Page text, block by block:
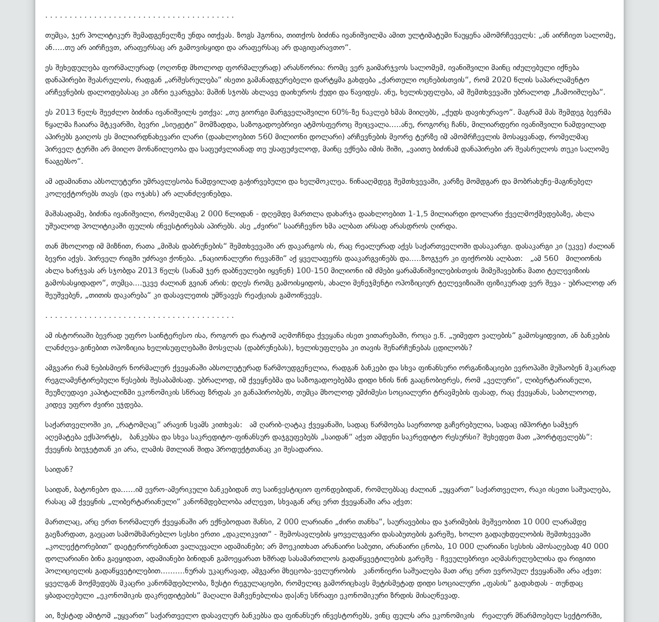
. . . . . . . . . . . . . . . . . . . . . . . . . . . . . . . . . . . . . . .
თუმცა, ჯერ პოლიტიკურ შემადგენელზე უნდა ითქვას. ზოგს ჰგონია, თითქოს ბიძინა ივანიშვილმა ამით ულტიმატუმი წაუყენა ამომრჩეველს: „ან აირჩიეთ სალომე,
ან.....თუ არ აირჩევთ, არაფერსაც არ გამოვისყიდი და არაფერსაც არ დაგიფარავთო“.
ეს შეხედულება ფორმალურად (ოღონდ მხოლოდ ფორმალურად) არასწორია: რომც ვერ გაიმარჯვოს სალომემ, ივანიშვილი მაინც იძულებული იქნება
დანაპირები შეასრულოს, რადგან „არშესრულება“ ისეთი გამანადგურებელი დარტყმა გახდება „ქართული ოცნებისთვის“, რომ 2020 წლის საპარლამენტო
არჩევნების დალოდებასაც კი აზრი ეკარგება: მაშინ სჯობს ახლავე დაიხუროს ქუდი და წავიდეს. ანუ, ხელისუფლება, ამ შემთხვევაში უბრალოდ „ჩამოიშლება“.
ეს 2013 წელს შეეძლო ბიძინა ივანიშვილს ეთქვა: „თუ გიორგი მარგველაშვილი 60%-ზე ნაკლებ ხმას მიიღებს, „ქუდს დავიხურავო“. მაგრამ მას შემდეგ ბევრმა
წყალმა ჩაიარა მტკვარში, ბევრი „სიუჟეტი“ მომზადდა, საზოგადოებრივი ატმოსფეროც შეიცვალა.....ანუ, როგორც ჩანს, მილიარდერი ივანიშვილი ნამდვილად
აპირებს გაიღოს ეს მილიარდნახევარი ლარი (დაახლოებით 560 მილიონი დოლარი) არჩევნების მეორე ტურზე იმ ამომრჩევლის მოსაყვანად, რომელმაც
პირველ ტურში არ მიიღო მონაწილეობა და საფუძვლიანად თუ უსაფუძვლოდ, მაინც ექნება იმის შიში, „ვაითუ ბიძინამ დანაპირები არ შეასრულოს თუკი სალომე
წააგებსო“.
ამ ადამიანთა აბსოლუტური უმრავლესობა ნამდვილად გაჭირვებული და ხელმოკლეა. წინააღმდეგ შემთხვევაში, კარზე მომდგარ და მობრახუნე-მაგინებელ
კოლექტორებს თავს (და ოჯახს) არ ალანძღვინებდა.
მაშასადამე, ბიძინა ივანიშვილი, რომელმაც 2 000 წლიდან - დღემდე მართლა დახარჯა დაახლოებით 1-1,5 მილიარდი დოლარი ქველმოქმედებაზე, ახლა
უშუალოდ პოლიტიკაში ფულის ინვესტირებას აპირებს. ასე „ძვირი“ საარჩევნო ხმა ალბათ არსად არასდროს ღირდა.
თან მხოლოდ იმ მიზნით, რათა „მიშას დაბრუნების“ შემთხვევაში არ დაკარგოს ის, რაც რეალურად აქვს საქართველოში დასაკარგი. დასაკარგი კი (უკვე) ძალიან
ბევრი აქვს. პირველ რიგში უძრავი ქონება. „ნაციონალური რევანში“ აქ ყველაფერს დააკარგვინებს და.....ზოგჯერ კი ფიქრობს ალბათ: „ამ 560 მილიონის
ახლა ხარჯვას არ სჯობდა 2013 წელს (სანამ ჯერ დაბნეულები იყვნენ) 100-150 მილიონი იმ ძმები ყარამანიშვილებისთვის მიმეშავებინა მათი ტელევიზიის
გამოსასყიდადო“, თუმცა....უკვე ძალიან გვიან არის: დღეს რომც გამოისყიდოს, ახალი მენეჯმენტი ოპოზიციურ ტელევიზიაში ფიზიკურად ვერ შევა - უბრალოდ არ
შეუშვებენ, „თითის დაკარება“ კი დასავლეთის უმწვავეს რეაქციას გამოიწვევს.
. . . . . . . . . . . . . . . . . . . . . . . . . . . . . . . . . . . . . . .
ამ ისტორიაში ბევრად უფრო საინტერესო ისა, როგორ და რატომ აღმოჩნდა ქვეყანა ისეთ ვითარებაში, როცა ე.წ. „უიმედო ვალების“ გამოსყიდვით, ან ბანკების
ლანძღვა-გინებით ოპოზიცია ხელისუფლებაში მოსვლას (დაბრუნებას), ხელისუფლება კი თავის შენარჩუნებას ცდილობს?
ამგვარი რამ ნებისმიერ ნორმალურ ქვეყანაში აბსოლუტურად წარმოუდგენელია, რადგან ბანკები და სხვა ფინანსური ორგანიზაციები ევროპაში მუშაობენ მკაცრად
რეგლამენტირებული წესების შესაბამისად. უბრალოდ, იმ ქვეყნებმა და საზოგადოებებმა დიდი ხნის წინ გააცნობიერეს, რომ „ველური“, ლიბერტარიანული,
შეუზღუდავი კაპიტალიზმი ეკონომიკის სწრაფ ზრდას კი განაპირობებს, თუმცა მხოლოდ უმძიმესი სოციალური ტრავმების ფასად, რაც ქვეყანას, საბოლოოდ,
კიდევ უფრო ძვირი უჯდება.
საქართველოში კი, „რატომღაც“ არავინ სვამს კითხვას: ამ ღარიბ-ღატაკ ქვეყანაში, სადაც წარმოება საერთოდ გაჩერებულია, სადაც იმპორტი სამჯერ
აღემატება ექსპორტს, ბანკებსა და სხვა საკრედიტო-ფინანსურ დაჯგუფებებს „საიდან“ აქვთ ამდენი საკრედიტო რესურსი? შეხედეთ მათ „პორტფელებს“:
ქვეყნის ბიუჯეტთან კი არა, ლამის მთლიან შიდა პროდუქტთანაც კი შესადარია.
საიდან?
საიდან, ბატონებო და......იმ ევრო-ამერიკული ბანკებიდან თუ საინვესტიციო ფონდებიდან, რომლებსაც ძალიან „უყვართ“ საქართველო, რაკი ისეთი საშუალება,
რასაც ამ ქვეყნის „ლიბერტარიანული“ კანონმდებლობა აძლევთ, სხვაგან არც ერთ ქვეყანაში არა აქვთ:
მართლაც, არც ერთ ნორმალურ ქვეყანაში არ ექნებოდათ შანსი, 2 000 ლარიანი „ძირი თანხა“, საურავებისა და ჯარიმების მეშვეობით 10 000 ლარამდე
გაეზარდათ, გაეცათ სამომხმარებლო სესხი ერთი „დაკლიკვით“ - შემოსავლების ყოველგვარი დასაბუთების გარეშე, ხოლო გადაუხდელობის შემთხვევაში
„კოლექტორებით“ დაეტერორებინათ ვალაუვალი ადამიანები; არ მოეკითხათ არანაირი საბუთი, არანაირი ცნობა, 10 000 ლარიანი სესხის ამოსაღებად 40 000
დოლარიანი ბინა გაეყიდათ, ადამიანები ბინიდან გამოეყარათ ხშრად სასამართლოს გადაწყვეტილების გარეშე - ჩვეულებრივი აღმასრულებლისა და რიგითი
პოლიციელის გადაწყვეტილებით..........ნურას უკაცრავად, ამგვარი მხეცობა-ველურობის კანონიერი საშუალება მათ არც ერთ ევროპულ ქვეყანაში არა აქვთ:
ყველგან მოქმედებს მკაცრი კანონმდებლობა, ზუსტი რეგულაციები, რომელიც გამორიცხავს მეტისმეტად დიდი სოციალური „ფასის“ გადახდას - თუნდაც
ყბადაღებული „ეკონომიკის დაკრედიტების“ მაღალი მაჩვენებლისა და|ანუ სწრაფი ეკონომიკური ზრდის მისაღწევად.
აი, ზუსტად ამიტომ „უყვართ“ საქართველო დასავლურ ბანკებსა და ფინანსურ ინვესტორებს, ვინც ფულს არა ეკონომიკის რეალურ მწარმოებელ სექტორში,